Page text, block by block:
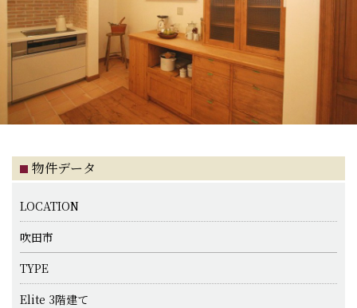
物件データ
LOCATION
吹田市
TYPE
Elite 3階建て